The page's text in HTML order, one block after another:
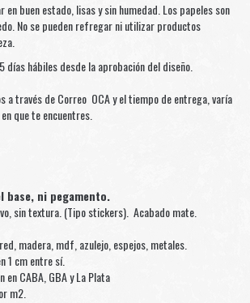
en buen estado, lisas y sin humedad. Los papeles son
No se pueden refregar ni utilizar productos
días hábiles desde la aprobación del diseño.
a través de Correo OCA y el tiempo de entrega, varía
que te encuentres.
base, ni pegamento.
sin textura. (Tipo stickers). Acabado mate.
madera, mdf, azulejo, espejos, metales.
1 cm entre sí.
en CABA, GBA y La Plata
m2.